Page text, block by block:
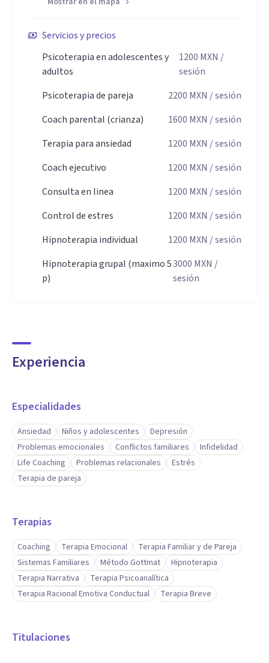
Servicios y precios
Psicoterapia en adolescentes y
adultos
1200 MXN /
sesión
Psicoterapia de pareja
2200 MXN / sesión
Coach parental (crianza)
1600 MXN / sesión
Terapia para ansiedad
1200 MXN / sesión
Coach ejecutivo
1200 MXN / sesión
Consulta en linea
1200 MXN / sesión
Control de estres
1200 MXN / sesión
Hipnoterapia individual
1200 MXN / sesión
Hipnoterapia grupal (maximo 5
p)
3000 MXN /
sesión
Experiencia
Especialidades
Ansiedad Niños y adolescentes
Depresión
Problemas emocionales
Conflictos familiares
Infidelidad
Life Coaching
Problemas relacionales
Estrés
Terapia de pareja
Terapias
Coaching Terapia Emocional
Terapia Familiar y de Pareja
Sistemas Familiares
Método Gottmat
Hipnoterapia
Terapia Narrativa
Terapia Psicoanalítica
Terapia Racional Emotiva Conductual
Terapia Breve
Titulaciones